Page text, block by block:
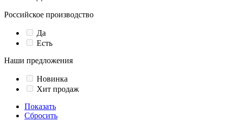
Российское производство
Да
Есть
Наши предложения
Новинка
Хит продаж
Показать
Сбросить